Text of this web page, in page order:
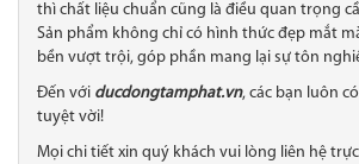
thì chất liệu chuẩn cũng là điều quan trọng
Sản phẩm không chỉ có hình thức đẹp mắt
bền vượt trội, góp phần mang lại sự tôn
Đến với ducdongtamphat.vn, các bạn luôn
tuyệt vời!
Mọi chi tiết xin quý khách vui lòng liên hệ